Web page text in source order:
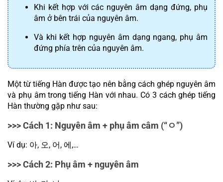
Khi kết hợp với các nguyên âm dạng đứng, phụ
âm ở bên trái của nguyên âm.
Và khi kết hợp nguyên âm dạng ngang, phụ âm
đứng phía trên của nguyên âm.
Một từ tiếng Hàn được tạo nên bằng cách ghép nguyên âm
và phụ âm trong tiếng Hàn với nhau. Có 3 cách ghép tiếng
Hàn thường gặp như sau:
>>> Cách 1: Nguyên âm + phụ âm câm (“ㅇ”)
Ví dụ: 아, 오, 어, 에,…
>>> Cách 2: Phụ âm + nguyên âm